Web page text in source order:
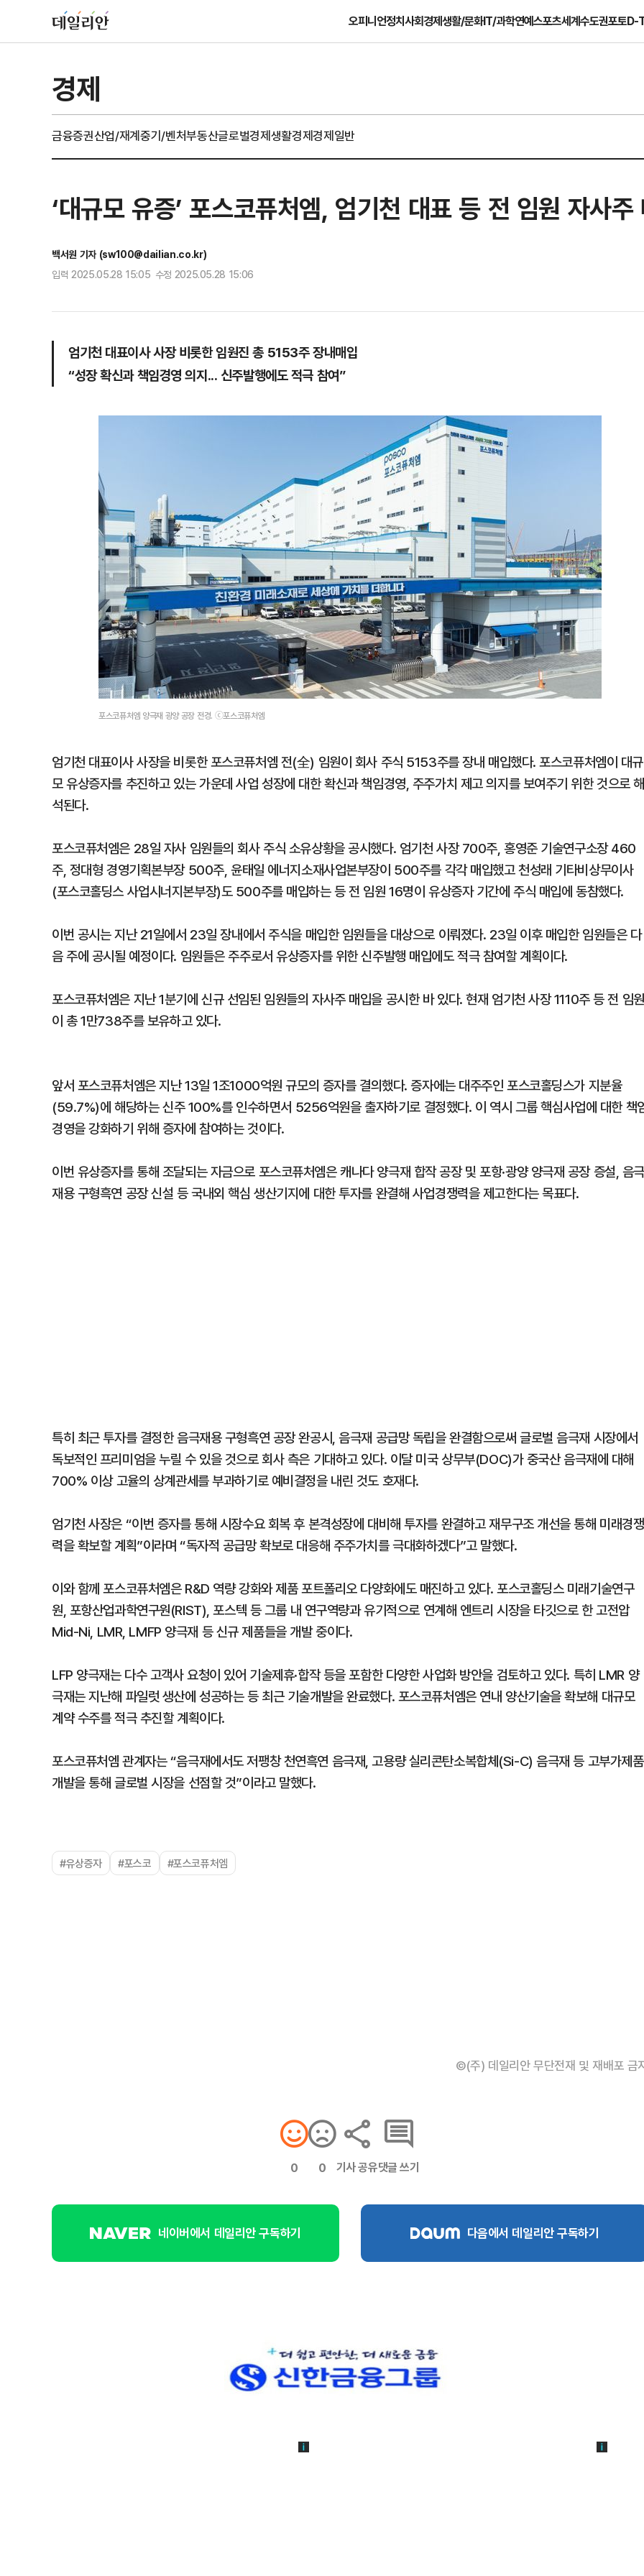
오피니언정치사회경제생활/문화IT/과학연예스포츠세계수도권포토D-
경제
금융증권산업/재계중기/벤처부동산글로벌경제생활경제경제일반
‘대규모 유증’ 포스코퓨처엠, 엄기천 대표 등 전 임원 자사주
백서원 기자 (sw100@dailian.co.kr)
입력 2025.05.28 15:05 수정 2025.05.28 15:06
엄기천 대표이사 사장 비롯한 임원진 총 5153주 장내매입
“성장 확신과 책임경영 의지... 신주발행에도 적극 참여”
포스코퓨처엠 양극재 광양 공장 전경. ⓒ포스코퓨처엠
엄기천 대표이사 사장을 비롯한 포스코퓨처엠 전(全) 임원이 회사 주식 5153주를 장내 매입했다. 포스코퓨처엠이 대규
모 유상증자를 추진하고 있는 가운데 사업 성장에 대한 확신과 책임경영, 주주가치 제고 의지를 보여주기 위한 것으로
석된다.
포스코퓨처엠은 28일 자사 임원들의 회사 주식 소유상황을 공시했다. 엄기천 사장 700주, 홍영준 기술연구소장 460
주, 정대형 경영기획본부장 500주, 윤태일 에너지소재사업본부장이 500주를 각각 매입했고 천성래 기타비상무이사
(포스코홀딩스 사업시너지본부장)도 500주를 매입하는 등 전 임원 16명이 유상증자 기간에 주식 매입에 동참했다.
이번 공시는 지난 21일에서 23일 장내에서 주식을 매입한 임원들을 대상으로 이뤄졌다. 23일 이후 매입한 임원들은 다
음 주에 공시될 예정이다. 임원들은 주주로서 유상증자를 위한 신주발행 매입에도 적극 참여할 계획이다.
포스코퓨처엠은 지난 1분기에 신규 선임된 임원들의 자사주 매입을 공시한 바 있다. 현재 엄기천 사장 1110주 등 전 임원
이 총 1만738주를 보유하고 있다.
앞서 포스코퓨처엠은 지난 13일 1조1000억원 규모의 증자를 결의했다. 증자에는 대주주인 포스코홀딩스가 지분율
(59.7%)에 해당하는 신주 100%를 인수하면서 5256억원을 출자하기로 결정했다. 이 역시 그룹 핵심사업에 대한 책
경영을 강화하기 위해 증자에 참여하는 것이다.
이번 유상증자를 통해 조달되는 자금으로 포스코퓨처엠은 캐나다 양극재 합작 공장 및 포항·광양 양극재 공장 증설, 음
재용 구형흑연 공장 신설 등 국내외 핵심 생산기지에 대한 투자를 완결해 사업경쟁력을 제고한다는 목표다.
특히 최근 투자를 결정한 음극재용 구형흑연 공장 완공시, 음극재 공급망 독립을 완결함으로써 글로벌 음극재 시장에서
독보적인 프리미엄을 누릴 수 있을 것으로 회사 측은 기대하고 있다. 이달 미국 상무부(DOC)가 중국산 음극재에 대해
700% 이상 고율의 상계관세를 부과하기로 예비결정을 내린 것도 호재다.
엄기천 사장은 “이번 증자를 통해 시장수요 회복 후 본격성장에 대비해 투자를 완결하고 재무구조 개선을 통해 미래경쟁
력을 확보할 계획”이라며 “독자적 공급망 확보로 대응해 주주가치를 극대화하겠다”고 말했다.
이와 함께 포스코퓨처엠은 R&D 역량 강화와 제품 포트폴리오 다양화에도 매진하고 있다. 포스코홀딩스 미래기술연구
원, 포항산업과학연구원(RIST), 포스텍 등 그룹 내 연구역량과 유기적으로 연계해 엔트리 시장을 타깃으로 한 고전압
Mid-Ni, LMR, LMFP 양극재 등 신규 제품들을 개발 중이다.
LFP 양극재는 다수 고객사 요청이 있어 기술제휴·합작 등을 포함한 다양한 사업화 방안을 검토하고 있다. 특히 LMR 양
극재는 지난해 파일럿 생산에 성공하는 등 최근 기술개발을 완료했다. 포스코퓨처엠은 연내 양산기술을 확보해 대규모
계약 수주를 적극 추진할 계획이다.
포스코퓨처엠 관계자는 “음극재에서도 저팽창 천연흑연 음극재, 고용량 실리콘탄소복합체(Si-C) 음극재 등 고부가제품
개발을 통해 글로벌 시장을 선점할 것”이라고 말했다.
#유상증자 #포스코 #포스코퓨처엠
©(주) 데일리안 무단전재 및 재배포 금
0 0 기사 공유댓글 쓰기
네이버에서 데일리안 구독하기 다음에서 데일리안 구독하기